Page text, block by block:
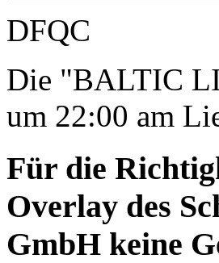
DFQC
Die "BALTIC
um 22:00 am
Für die
Overlay des
GmbH keine